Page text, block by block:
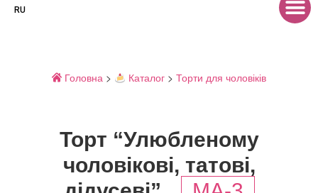
RU
Головна > Каталог> Торти для чоловіків
Торт “Улюбленому
чоловікові, татові,